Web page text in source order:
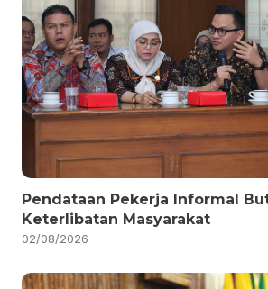
Pendataan Pekerja Informal
Keterlibatan Masyarakat
02/08/2026